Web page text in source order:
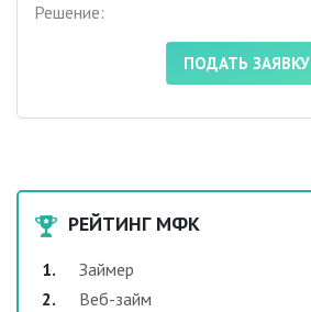
Решение:
ПОДАТЬ ЗАЯВКУ
РЕЙТИНГ МФК
Займер
Веб-займ